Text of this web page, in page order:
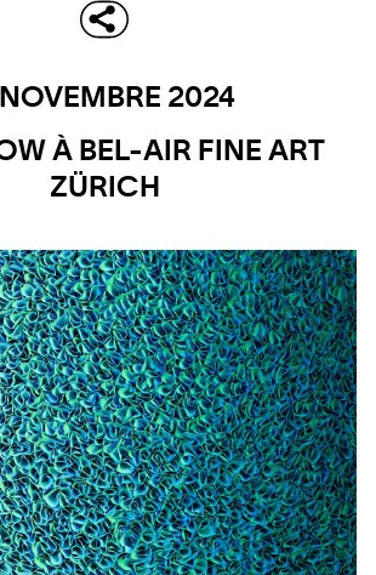
2024
À BEL-AIR FINE ART
ZÜRICH